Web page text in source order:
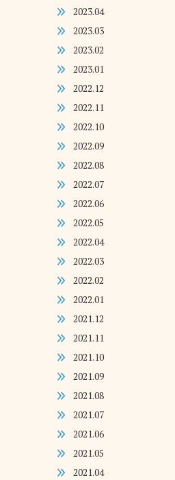
2023.04
2023.03
2023.02
2023.01
2022.12
2022.11
2022.10
2022.09
2022.08
2022.07
2022.06
2022.05
2022.04
2022.03
2022.02
2022.01
2021.12
2021.11
2021.10
2021.09
2021.08
2021.07
2021.06
2021.05
2021.04